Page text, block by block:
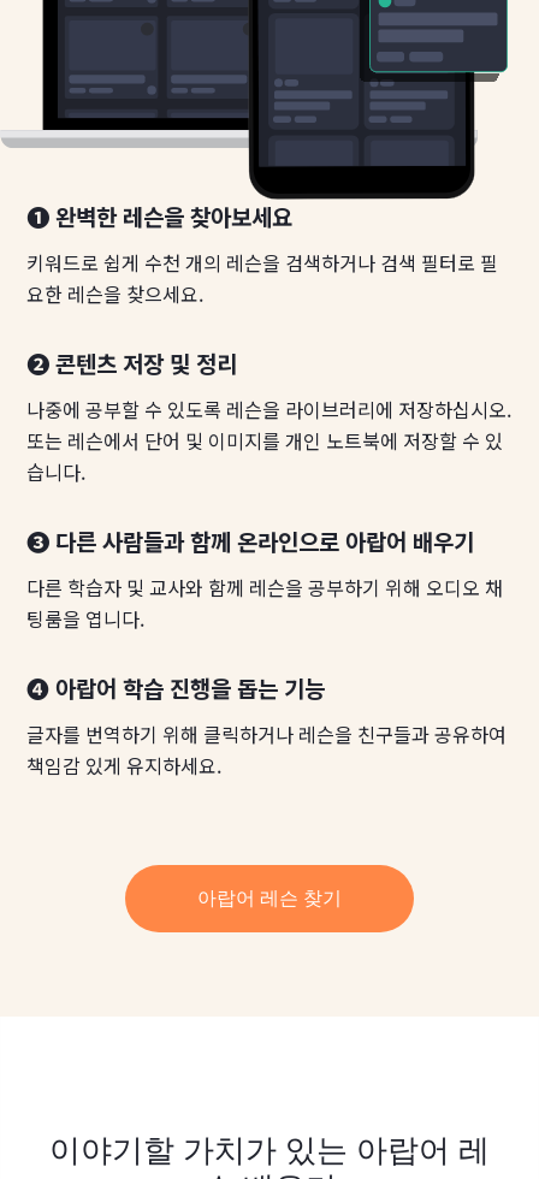
❶ 완벽한 레슨을 찾아보세요
키워드로 쉽게 수천 개의 레슨을 검색하거나 검색 필터로 필
요한 레슨을 찾으세요.
❷ 콘텐츠 저장 및 정리
나중에 공부할 수 있도록 레슨을 라이브러리에 저장하십시오.
또는 레슨에서 단어 및 이미지를 개인 노트북에 저장할 수 있
습니다.
❸ 다른 사람들과 함께 온라인으로 아랍어 배우기
다른 학습자 및 교사와 함께 레슨을 공부하기 위해 오디오 채
팅룸을 엽니다.
❹ 아랍어 학습 진행을 돕는 기능
글자를 번역하기 위해 클릭하거나 레슨을 친구들과 공유하여
책임감 있게 유지하세요.
아랍어 레슨 찾기
이야기할 가치가 있는 아랍어 레